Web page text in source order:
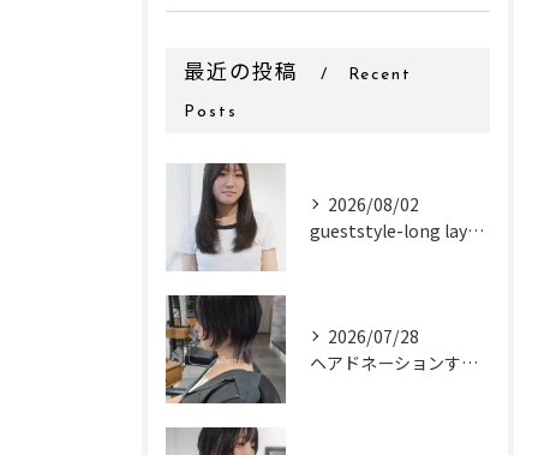
最近の投稿 Recent
Posts
2026/08/02
gueststyle-long layer-
2026/07/28
ヘアドネーションするお客様✂